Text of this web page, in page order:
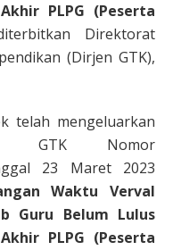
PLPG (Peserta
Direktorat
(Dirjen GTK),
telah mengeluarkan
GTK Nomor
23 Maret 2023
Waktu Verval
Guru Belum Lulus
PLPG (Peserta